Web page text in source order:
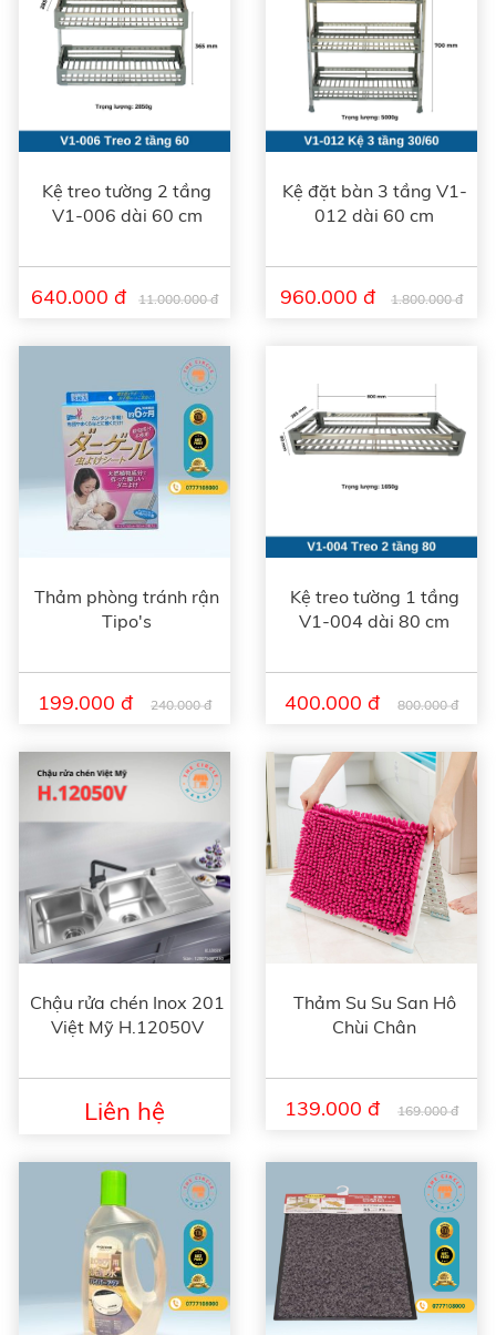
Kệ treo tường 2 tầng
V1-006 dài 60 cm
640.000 đ 11.000.000 đ
Kệ đặt bàn 3 tầng V1-
012 dài 60 cm
960.000 đ 1.800.000 đ
Thảm phòng tránh rận
Tipo's
199.000 đ 240.000 đ
Kệ treo tường 1 tầng
V1-004 dài 80 cm
400.000 đ 800.000 đ
Chậu rửa chén Inox 201
Việt Mỹ H.12050V
Liên hệ
Thảm Su Su San Hô
Chùi Chân
139.000 đ 169.000 đ